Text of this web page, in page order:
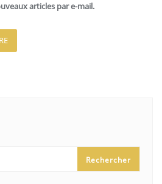
articles par e-mail.
Rechercher